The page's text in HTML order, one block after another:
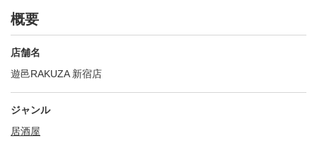
概要
店舗名
遊邑RAKUZA 新宿店
ジャンル
居酒屋